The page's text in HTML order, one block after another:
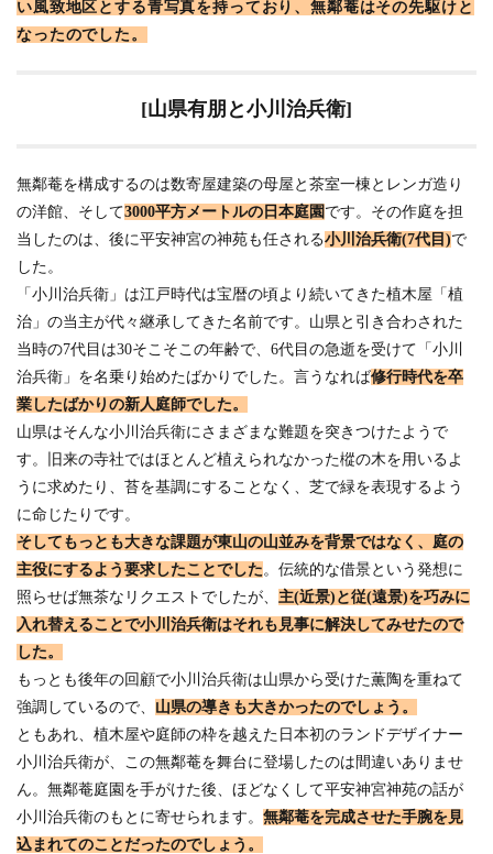
い風致地区とする青写真を持っており、無鄰菴はその先駆けと
なったのでした。
[山県有朋と小川治兵衛]
無鄰菴を構成するのは数寄屋建築の母屋と茶室一棟とレンガ造り
の洋館、そして3000平方メートルの日本庭園 です。その作庭を担
当したのは、後に平安神宮の神苑も任される小川治兵衛(7代目)で
した。
「小川治兵衛」は江戸時代は宝暦の頃より続いてきた植木屋「植
治」の当主が代々継承してきた名前です。山県と引き合わされた
当時の7代目は30そこそこの年齢で、6代目の急逝を受けて「小川
治兵衛」を名乗り始めたばかりでした。言うなれば修行時代を卒
業したばかりの新人庭師でした。
山県はそんな小川治兵衛にさまざまな難題を突きつけたようで
す。旧来の寺社ではほとんど植えられなかった樅の木を用いるよ
うに求めたり、苔を基調にすることなく、芝で緑を表現するよう
に命じたりです。
そしてもっとも大きな課題が東山の山並みを背景ではなく、庭の
主役にするよう要求したことでした 。伝統的な借景という発想に
照らせば無茶なリクエストでしたが、 主(近景)と従(遠景)を巧みに
入れ替えることで小川治兵衛はそれも見事に解決してみせたので
した。
もっとも後年の回顧で小川治兵衛は山県から受けた薫陶を重ねて
強調しているので、 山県の導きも大きかったのでしょう。
ともあれ、植木屋や庭師の枠を越えた日本初のランドデザイナー
小川治兵衛が、この無鄰菴を舞台に登場したのは間違いありませ
ん。無鄰菴庭園を手がけた後、ほどなくして平安神宮神苑の話が
小川治兵衛のもとに寄せられます。 無鄰菴を完成させた手腕を見
込まれてのことだったのでしょう。